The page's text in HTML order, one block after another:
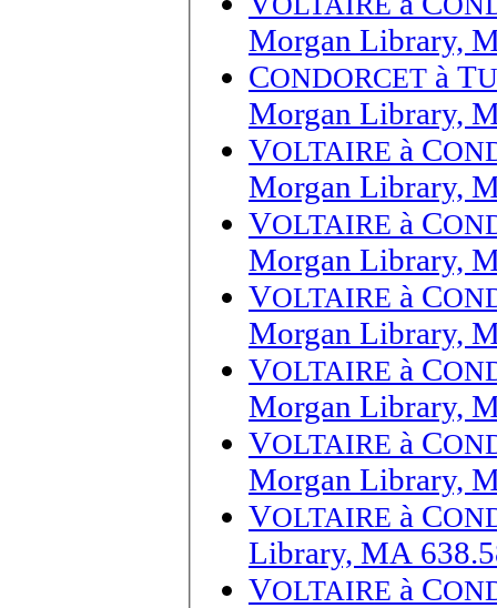
Morgan Library,
CONDORCET à T
Morgan Library,
VOLTAIRE à C
Morgan Library,
VOLTAIRE à C
Morgan Library,
VOLTAIRE à C
Morgan Library,
VOLTAIRE à C
Morgan Library,
VOLTAIRE à C
Morgan Library,
VOLTAIRE à C
Library, MA
VOLTAIRE à C